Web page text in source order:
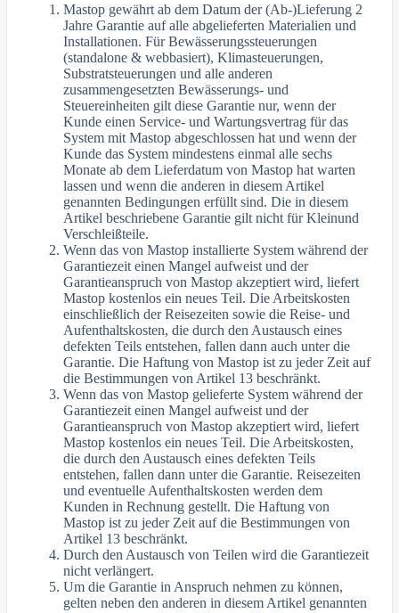
Mastop gewährt ab dem Datum der (Ab-)Lieferung 2
Jahre Garantie auf alle abgelieferten Materialien und
Installationen. Für Bewässerungssteuerungen
(standalone & webbasiert), Klimasteuerungen,
Substratsteuerungen und alle anderen
zusammengesetzten Bewässerungs- und
Steuereinheiten gilt diese Garantie nur, wenn der
Kunde einen Service- und Wartungsvertrag für das
System mit Mastop abgeschlossen hat und wenn der
Kunde das System mindestens einmal alle sechs
Monate ab dem Lieferdatum von Mastop hat warten
lassen und wenn die anderen in diesem Artikel
genannten Bedingungen erfüllt sind. Die in diesem
Artikel beschriebene Garantie gilt nicht für Kleinund
Verschleißteile.
Wenn das von Mastop installierte System während der
Garantiezeit einen Mangel aufweist und der
Garantieanspruch von Mastop akzeptiert wird, liefert
Mastop kostenlos ein neues Teil. Die Arbeitskosten
einschließlich der Reisezeiten sowie die Reise- und
Aufenthaltskosten, die durch den Austausch eines
defekten Teils entstehen, fallen dann auch unter die
Garantie. Die Haftung von Mastop ist zu jeder Zeit auf
die Bestimmungen von Artikel 13 beschränkt.
Wenn das von Mastop gelieferte System während der
Garantiezeit einen Mangel aufweist und der
Garantieanspruch von Mastop akzeptiert wird, liefert
Mastop kostenlos ein neues Teil. Die Arbeitskosten,
die durch den Austausch eines defekten Teils
entstehen, fallen dann unter die Garantie. Reisezeiten
und eventuelle Aufenthaltskosten werden dem
Kunden in Rechnung gestellt. Die Haftung von
Mastop ist zu jeder Zeit auf die Bestimmungen von
Artikel 13 beschränkt.
Durch den Austausch von Teilen wird die Garantiezeit
nicht verlängert.
Um die Garantie in Anspruch nehmen zu können,
gelten neben den anderen in diesem Artikel genannten